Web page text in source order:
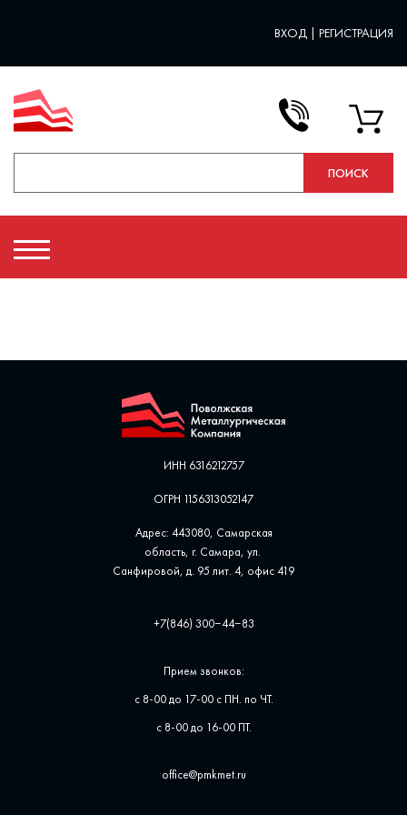
ВХОД | РЕГИСТРАЦИЯ
ИНН 6316212757
ОГРН 1156313052147
Адрес: 443080, Самарская
область, г. Самара, ул. ​
Санфировой, д. 95 лит. 4, офис ​419
+7(846) 300‒44‒83
Прием звонков:
с 8-00 до 17-00 с ПН. по ЧТ.
с 8-00 до 16-00 ПТ.
office@pmkmet.ru